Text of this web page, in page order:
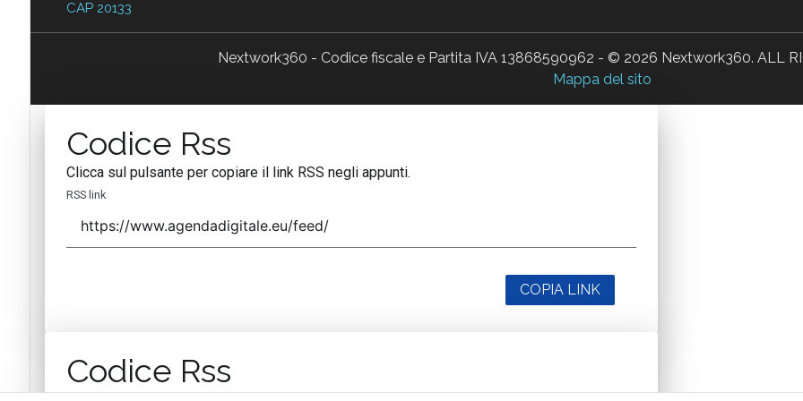
CAP 20133
Nextwork360 - Codice fiscale e Partita IVA 13868590962 - © 2026 Nextwork360. ALL
Mappa del sito
Codice Rss
Clicca sul pulsante per copiare il link RSS negli appunti.
RSS link
COPIA LINK
Codice Rss